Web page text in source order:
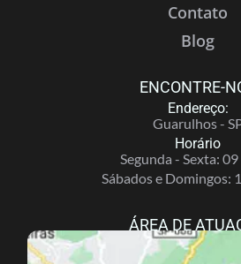
Contato
Blog
ENCONTRE-
Endereço:
Guarulhos -
Horário
Segunda - Sexta:
Sábados e Domingos:
ÁREA DE